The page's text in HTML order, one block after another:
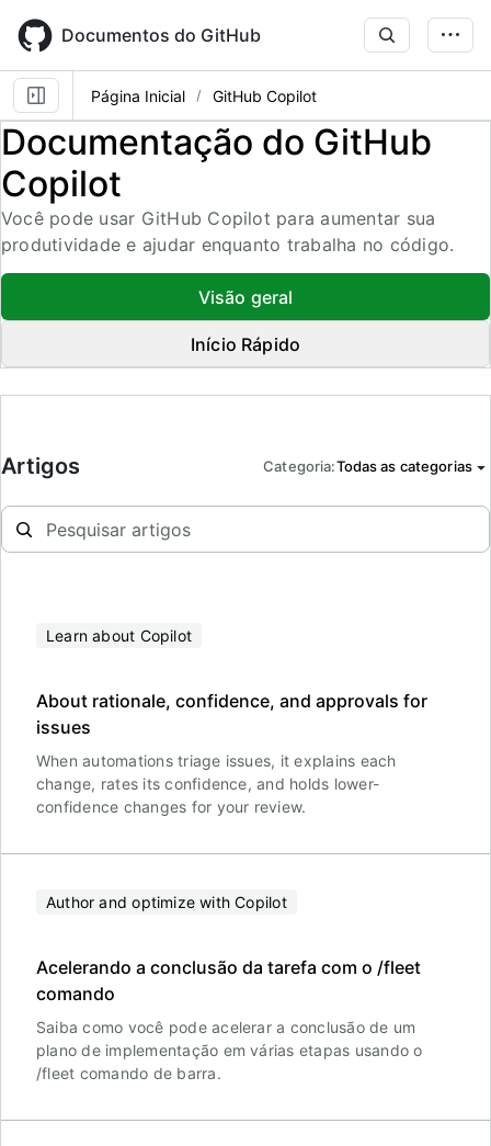
main
content
Documentos do GitHub
Página Inicial GitHub Copilot
Documentação do GitHub
Copilot
Você pode usar GitHub Copilot para aumentar sua
produtividade e ajudar enquanto trabalha no código.
Visão geral
Início Rápido
Artigos Categoria:Todas as categorias
Learn about Copilot
About rationale, confidence, and approvals for
issues
When automations triage issues, it explains each
change, rates its confidence, and holds lower-
confidence changes for your review.
Author and optimize with Copilot
Acelerando a conclusão da tarefa com o /fleet
comando
Saiba como você pode acelerar a conclusão de um
plano de implementação em várias etapas usando o
/fleet comando de barra.